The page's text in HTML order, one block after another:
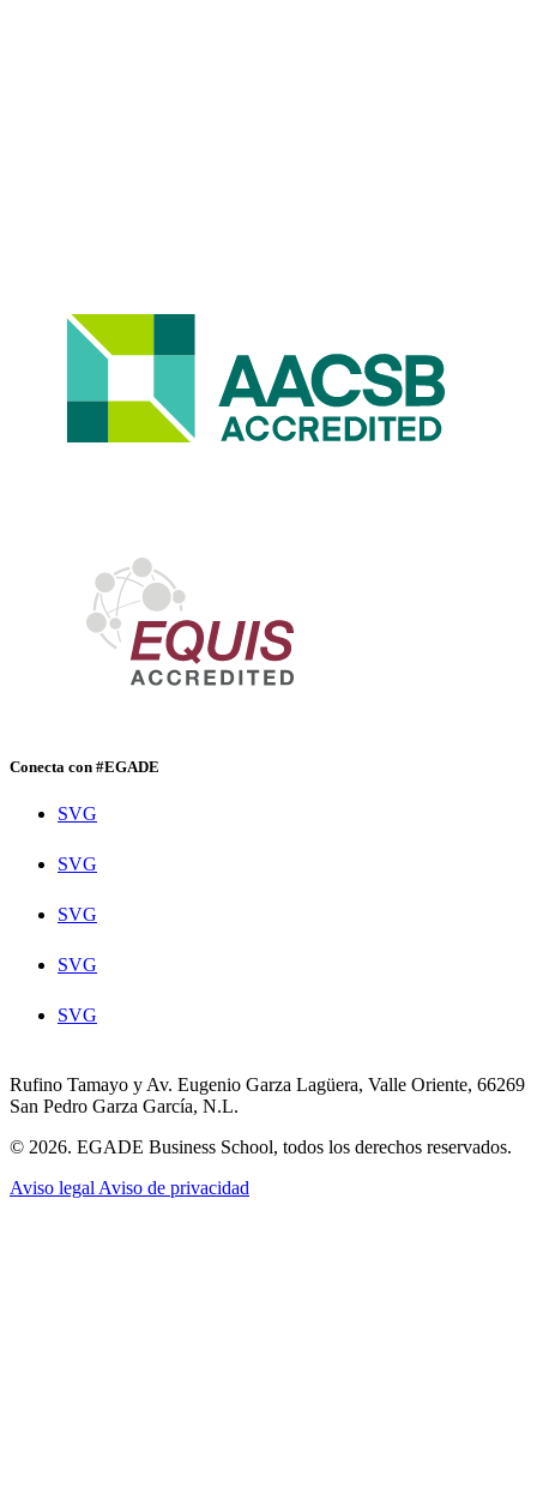
Conecta con #EGADE
SVG
SVG
SVG
SVG
SVG
Rufino Tamayo y Av. Eugenio Garza Lagüera, Valle Oriente, 66269
San Pedro Garza García, N.L.
© 2026. EGADE Business School, todos los derechos reservados.
Aviso legal Aviso de privacidad